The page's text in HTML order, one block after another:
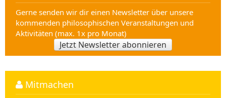
Gerne senden wir dir einen Newsletter über unsere
kommenden philosophischen Veranstaltungen und
Aktivitäten (max. 1x pro Monat)
Jetzt Newsletter abonnieren
Mitmachen